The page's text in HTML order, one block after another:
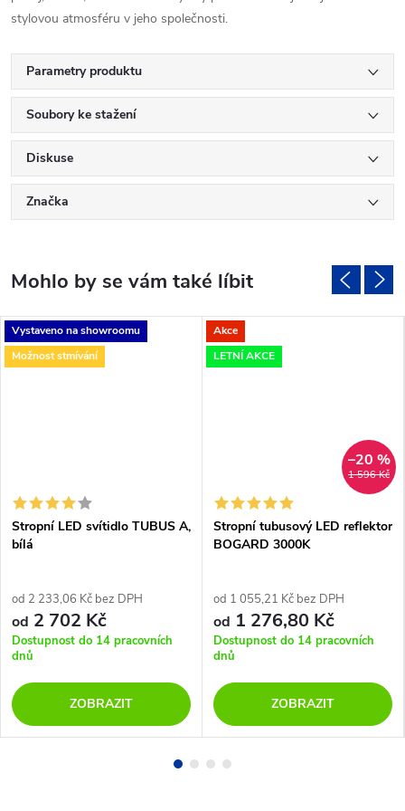
stylovou atmosféru v jeho společnosti.
Parametry produktu
Soubory ke stažení
Diskuse
Značka
Vystaveno na showroomu
Možnost stmívání
Stropní LED svítidlo TUBUS A,
bílá
od 2 233,06 Kč bez DPH
od 2 702 Kč
Dostupnost do 14 pracovních
dnů
ZOBRAZIT
Akce
LETNÍ AKCE
1 596 Kč
–20 %
Stropní tubusový LED reflektor
BOGARD 3000K
od 1 055,21 Kč bez DPH
od 1 276,80 Kč
Dostupnost do 14 pracovních
dnů
ZOBRAZIT